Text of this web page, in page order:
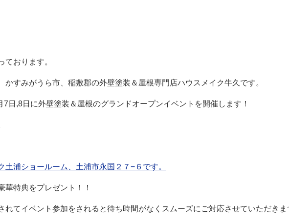
ております。
かすみがうら市、稲敷郡の外壁塗装＆屋根専門店ハウスメイク牛久です。
7日,8日に外壁塗装＆屋根のグランドオープンイベントを開催します！
土浦ショールーム、土浦市永国２７−６です。
華特典をプレゼント！！
れてイベント参加をされると待ち時間がなくスムーズにご対応させていただきま